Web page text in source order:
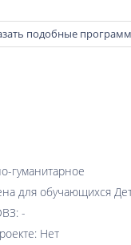
подобные
гуманитарное
для обучающихся
-
Нет